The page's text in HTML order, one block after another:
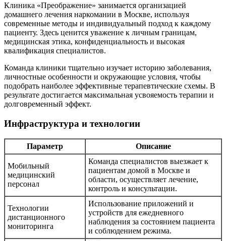
Клиника «Преображение» занимается организацией
домашнего лечения наркомании в Москве, используя
современные методы и индивидуальный подход к каждому
пациенту. Здесь ценится уважение к личным границам,
медицинская этика, конфиденциальность и высокая
квалификация специалистов.
Команда клиники тщательно изучает историю заболевания,
личностные особенности и окружающие условия, чтобы
подобрать наиболее эффективные терапевтические схемы. В
результате достигается максимальная усвояемость терапии и
долговременный эффект.
Инфраструктура и технологии
Параметр Описание
Мобильный
медицинский
персонал
Команда специалистов выезжает к
пациентам домой в Москве и
области, осуществляет лечение,
контроль и консультации.
Технологии
дистанционного
мониторинга
Использование приложений и
устройств для ежедневного
наблюдения за состоянием пациента
и соблюдением режима.